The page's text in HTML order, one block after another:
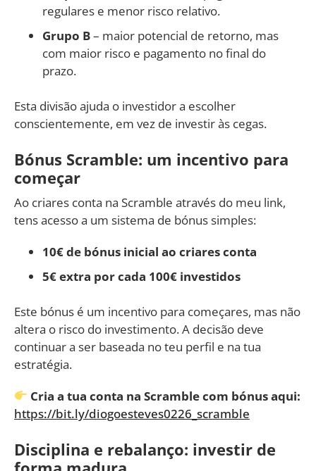
regulares e menor risco relativo.
Grupo B– maior potencial de retorno, mas
com maior risco e pagamento no final do
prazo.
Esta divisão ajuda o investidor a escolher
conscientemente, em vez de investir às cegas.
Bónus Scramble: um incentivo para
começar
Ao criares conta na Scramble através do meu link,
tens acesso a um sistema de bónus simples:
10€ de bónus inicial ao criares conta
5€ extra por cada 100€ investidos
Este bónus é um incentivo para começares, mas não
altera o risco do investimento. A decisão deve
continuar a ser baseada no teu perfil e na tua
estratégia.
Cria a tua conta na Scramble com bónus aqui:
https://bit.ly/diogoesteves0226_scramble
Disciplina e rebalanço: investir de